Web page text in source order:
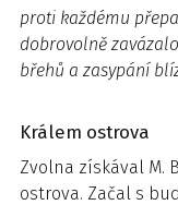
proti každému
dobrovolně
břehů a zasypání
Králem ostrova
Zvolna získával M.
ostrova. Začal s